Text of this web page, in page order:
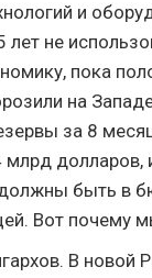
и
не
пока
на
за 8
млрд долларов,
должны быть в
Вот почему
В новой